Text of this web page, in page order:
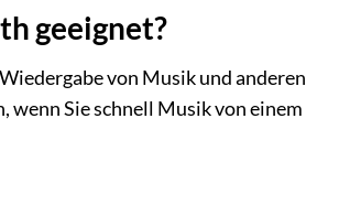
geeignet?
von Musik und anderen
Sie schnell Musik von einem